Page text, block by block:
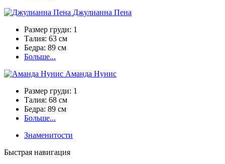
Джулианна Пена
Размер груди: 1
Талия: 63 см
Бедра: 89 см
Больше...
Аманда Нунис
Размер груди: 1
Талия: 68 см
Бедра: 89 см
Больше...
Знаменитости
Быстрая навигация